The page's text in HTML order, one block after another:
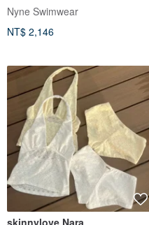
Nyne Swimwear
NT$ 2,146